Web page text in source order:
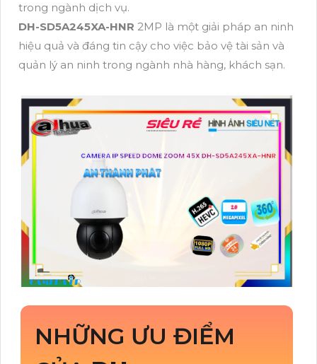
trong ngành dịch vụ.
DH-SD5A245XA-HNR 2MP là một giải pháp an ninh
hiệu quả và đáng tin cậy cho việc bảo vệ tài sản và
quản lý an ninh trong ngành nhà hàng, khách sạn.
NHỮNG ƯU ĐIỂM